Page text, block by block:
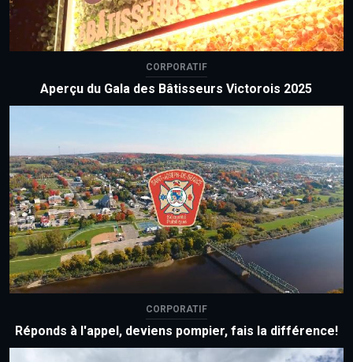
CORPORATIF
Aperçu du Gala des Bâtisseurs Victorois 2025
CORPORATIF
Réponds à l'appel, deviens pompier, fais la différence!